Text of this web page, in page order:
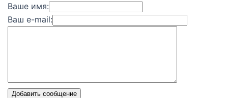
Ваше имя:
Ваш e-mail:
Добавить сообщение